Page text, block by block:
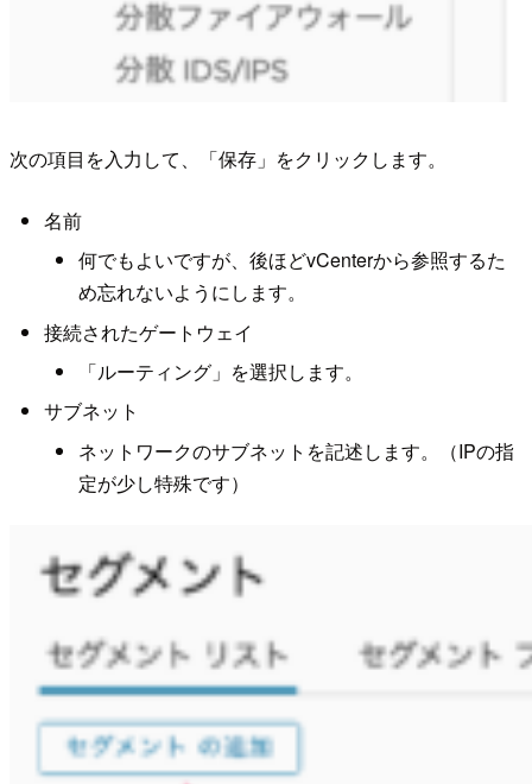
次の項目を入力して、「保存」をクリックします。
名前
何でもよいですが、後ほどvCenterから参照するた
め忘れないようにします。
接続されたゲートウェイ
「ルーティング」を選択します。
サブネット
ネットワークのサブネットを記述します。（IPの指
定が少し特殊です）